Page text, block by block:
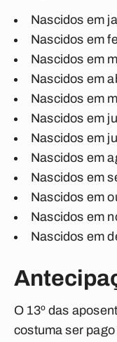
Nascidos em
Nascidos em
Nascidos em
Nascidos em
Nascidos em
Nascidos em
Nascidos em
Nascidos em
Nascidos em
Nascidos em
Nascidos em
Nascidos em
O 13º das
costuma ser